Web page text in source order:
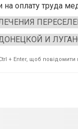
оплату труда
И
+ Enter, щоб